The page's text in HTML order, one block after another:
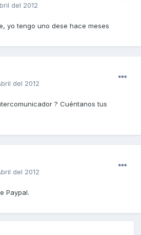
del 2012
yo tengo uno dese hace meses
del 2012
? Cuéntanos tus
del 2012
Paypal.